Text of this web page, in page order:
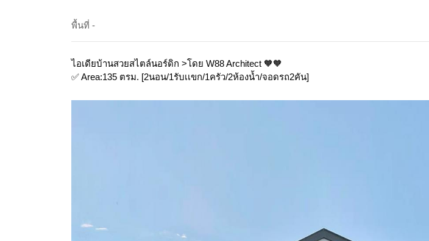
พื้นที่ -
ไอเดียบ้านสวยสไตล์นอร์ดิก >โดย W88 Architect 🧡🧡
✅ Area:135 ตรม. [2นอน/1รับเเขก/1ครัว/2ห้องน้ำ/จอดรถ2คัน]